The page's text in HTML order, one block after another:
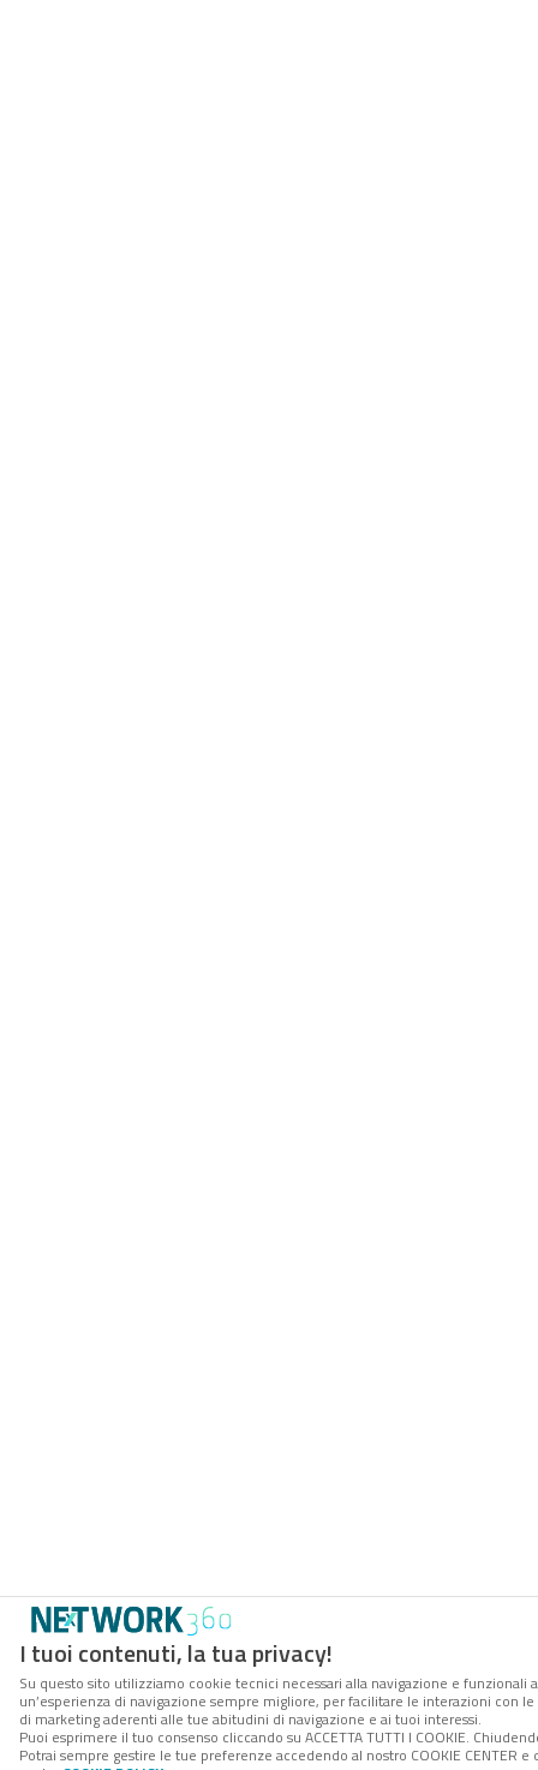
I tuoi contenuti, la tua privacy!
Su questo sito utilizziamo cookie tecnici necessari alla navigazione e
un’esperienza di navigazione sempre migliore, per facilitare le interazioni con
di marketing aderenti alle tue abitudini di navigazione e ai tuoi interessi.
Puoi esprimere il tuo consenso cliccando su ACCETTA TUTTI I COOKIE.
Potrai sempre gestire le tue preferenze accedendo al nostro COOKIE